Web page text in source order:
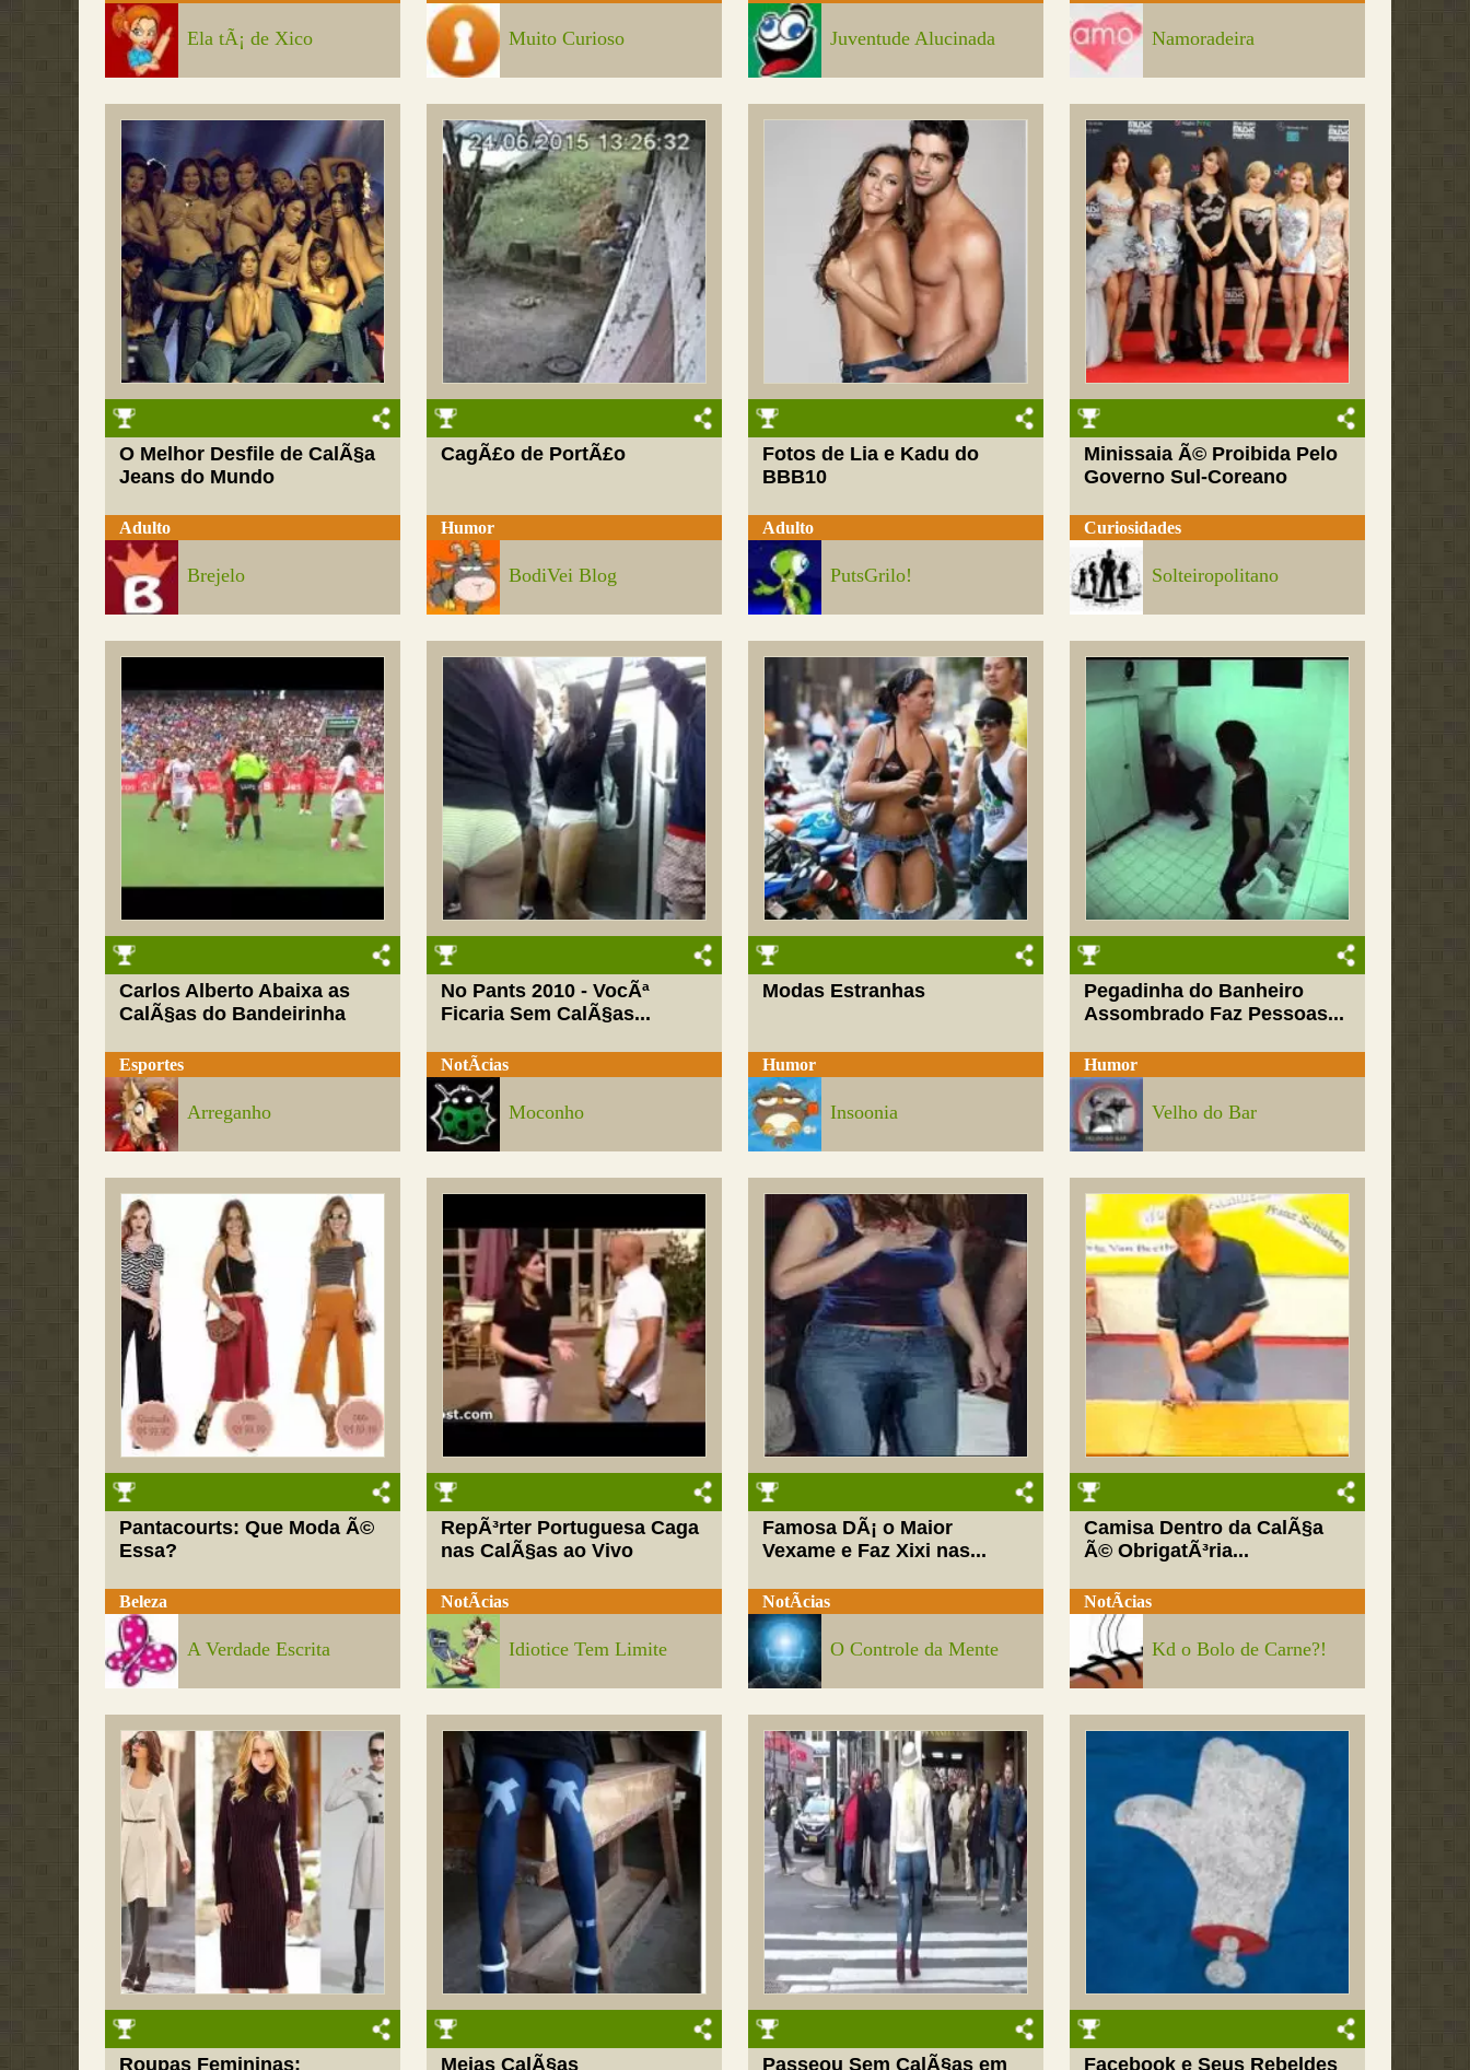
Ela tÃ¡ de Xico Muito Curioso Juventude Alucinada Namoradeira
O Melhor Desfile de CalÃ§a
Jeans do Mundo
Adulto
Brejelo
CagÃ£o de PortÃ£o
Humor
BodiVei Blog
Fotos de Lia e Kadu do
BBB10
Adulto
PutsGrilo!
Minissaia Ã© Proibida Pelo
Governo Sul-Coreano
Curiosidades
Solteiropolitano
Carlos Alberto Abaixa as
CalÃ§as do Bandeirinha
Esportes
Arreganho
No Pants 2010 - VocÃª
Ficaria Sem CalÃ§as...
NotÃ­cias
Moconho
Modas Estranhas
Humor
Insoonia
Pegadinha do Banheiro
Assombrado Faz Pessoas...
Humor
Velho do Bar
Pantacourts: Que Moda Ã©
Essa?
Beleza
A Verdade Escrita
RepÃ³rter Portuguesa Caga
nas CalÃ§as ao Vivo
NotÃ­cias
Idiotice Tem Limite
Famosa DÃ¡ o Maior
Vexame e Faz Xixi nas...
NotÃ­cias
O Controle da Mente
Camisa Dentro da CalÃ§a
Ã© ObrigatÃ³ria...
NotÃ­cias
Kd o Bolo de Carne?!
Roupas Femininas: Meias CalÃ§as Passeou Sem CalÃ§as em Facebook e Seus Rebeldes